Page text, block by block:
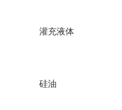
灌充液体
硅油